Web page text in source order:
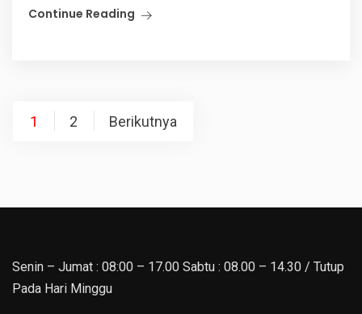
Continue Reading
Paginasi
1 2 Berikutnya
Senin – Jumat : 08:00 – 17.00 Sabtu : 08.00 – 14.30 / Tutup
Pada Hari Minggu